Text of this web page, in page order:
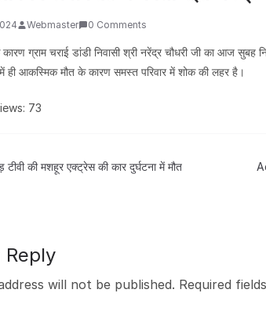
Webmaster 0 Comments
ग्राम चराई डांडी निवासी श्री नरेंद्र चौधरी जी का आज सुबह
आकस्मिक मौत के कारण समस्त परिवार में शोक की लहर है।
73
की मशहूर एक्ट्रेस की कार दुर्घटना में मौत
Reply
will not be published. Required